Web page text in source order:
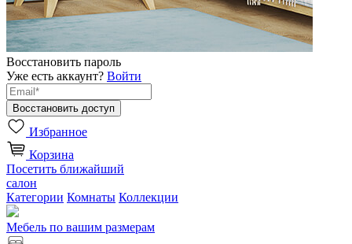
Восстановить пароль
Уже есть аккаунт? Войти
Избранное
Корзина
Посетить ближайший
салон
Категории Комнаты Коллекции
Мебель по вашим размерам